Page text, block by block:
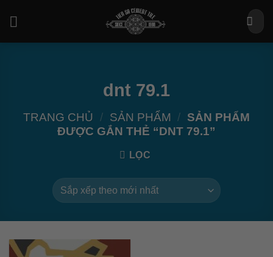
Tìm
kiếm:
dnt 79.1
TRANG CHỦ / SẢN PHẨM / SẢN PHẨM
ĐƯỢC GẮN THẺ “DNT 79.1”
LỌC